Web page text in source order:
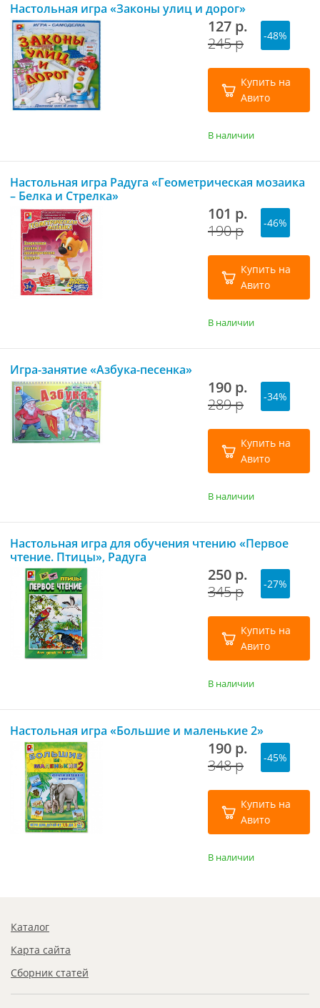
Настольная игра «Законы улиц и дорог»
127 р.
245 р
-48%
Купить на
Авито
В наличии
Настольная игра Радуга «Геометрическая мозаика
– Белка и Стрелка»
101 р.
190 р
-46%
Купить на
Авито
В наличии
Игра-занятие «Азбука-песенка»
190 р.
289 р
-34%
Купить на
Авито
В наличии
Настольная игра для обучения чтению «Первое
чтение. Птицы», Радуга
250 р.
345 р
-27%
Купить на
Авито
В наличии
Настольная игра «Большие и маленькие 2»
190 р.
348 р
-45%
Купить на
Авито
В наличии
Каталог
Карта сайта
Сборник статей